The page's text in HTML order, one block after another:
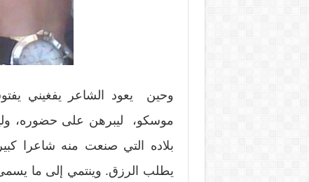
وحين يعود الشاعر يفغيني
موسكو، ليبرهن على حضوره،
بلاده التي صنعت منه شاعرا
يطلب الرزق. وينتمي إلى ما